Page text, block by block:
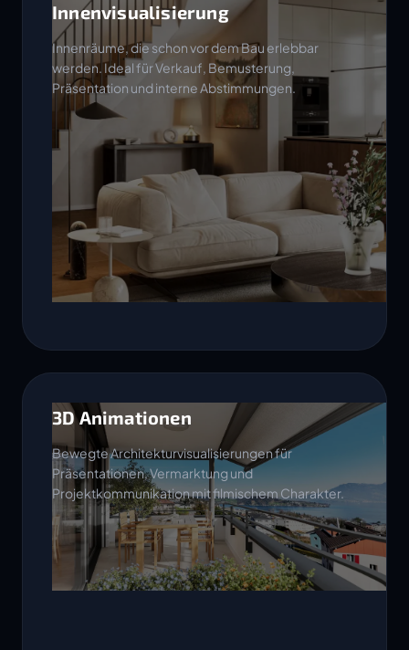
Innenvisualisierung
Innenräume, die schon vor dem Bau erlebbar
werden. Ideal für Verkauf, Bemusterung,
Präsentation und interne Abstimmungen.
3D Animationen
Bewegte Architekturvisualisierungen für
Präsentationen, Vermarktung und
Projektkommunikation mit filmischem Charakter.